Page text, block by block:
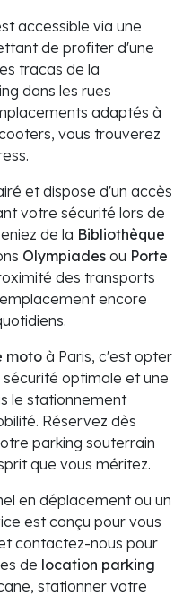
accessible via une
de profiter d'une
tracas de la
dans les rues
adaptés à
vous trouverez
et dispose d'un accès
votre sécurité lors de
de la Bibliothèque
Olympiades ou Porte
des transports
encore
motoà Paris, c'est opter
optimale et une
le stationnement
Réservez dès
parking souterrain
que vous méritez.
en déplacement ou un
est conçu pour vous
contactez-nous pour
de location parking
stationner votre